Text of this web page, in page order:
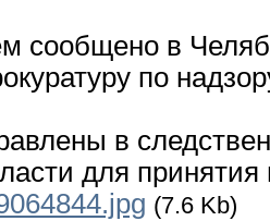
сообщено в
по
в
для
(7.6 Kb)